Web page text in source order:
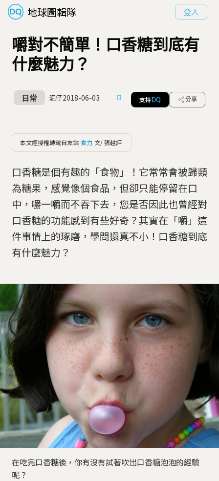
地球圖輯隊 登入
嚼對不簡單！口香糖到底有
什麼魅力？
日常 泥仔2018-06-03 支持 DQ 分享
本文經授權轉載自友站 食力 文/ 張越評
口香糖是個有趣的「食物」！它常常會被歸類
為糖果，感覺像個食品，但卻只能停留在口
中，嚼一嚼而不吞下去，您是否因此也曾經對
口香糖的功能感到有些好奇？其實在「嚼」這
件事情上的琢磨，學問還真不小！口香糖到底
有什麼魅力？
在吃完口香糖後，你有沒有試著吹出口香糖泡泡的經驗
呢？